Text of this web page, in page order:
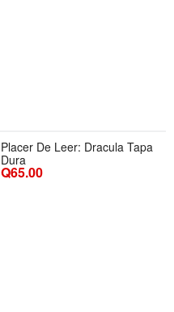
Placer De Leer: Dracula Tapa
Dura
Q65.00